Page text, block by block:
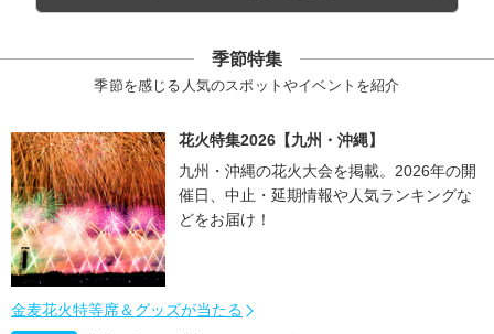
季節特集
季節を感じる人気のスポットやイベントを紹介
花火特集2026【九州・沖縄】
九州・沖縄の花火大会を掲載。2026年の開
催日、中止・延期情報や人気ランキングな
どをお届け！
金麦花火特等席＆グッズが当たる